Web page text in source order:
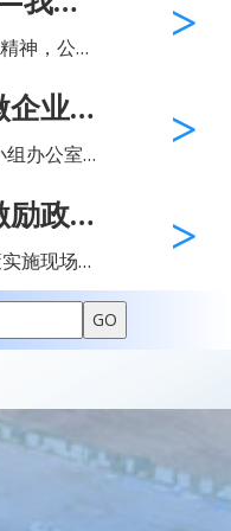
神，公司
企业
办公室开
政策
施现场会
省集中财